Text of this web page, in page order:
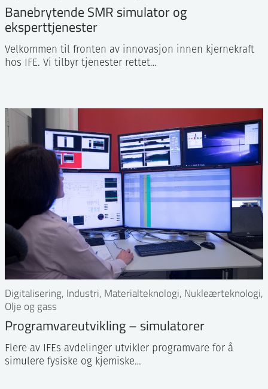
Banebrytende SMR simulator og
eksperttjenester
Velkommen til fronten av innovasjon innen kjernekraft
hos IFE. Vi tilbyr tjenester rettet…
Digitalisering, Industri, Materialteknologi, Nukleærteknologi,
Olje og gass
Programvareutvikling – simulatorer
Flere av IFEs avdelinger utvikler programvare for å
simulere fysiske og kjemiske…